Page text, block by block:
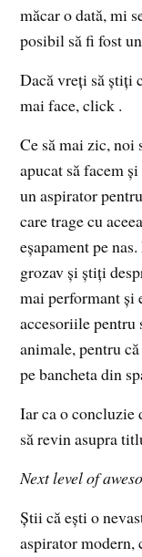
măcar o dată, mi
posibil să fi fost
Dacă vreți să știți
mai face, click .
Ce să mai zic, noi
apucat să facem
un aspirator
care trage cu
eșapament pe
grozav și știți
mai performant și
accesoriile pentru
animale, pentru
pe bancheta din
Iar ca o concluzie
să revin asupra
Next level of
Știi că ești o
aspirator modern,